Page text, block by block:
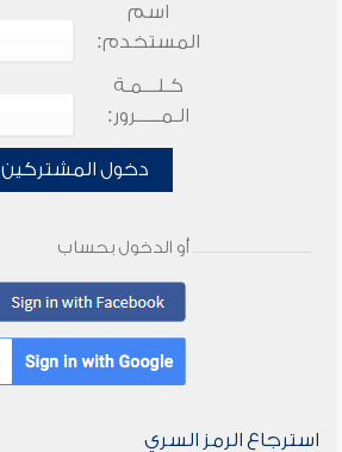
اسم
المستخدم:
كـلـــمـة
الـمـــــرور:
دخول المشتركين
أو الدخول بحساب
استرجاع الرمز السري